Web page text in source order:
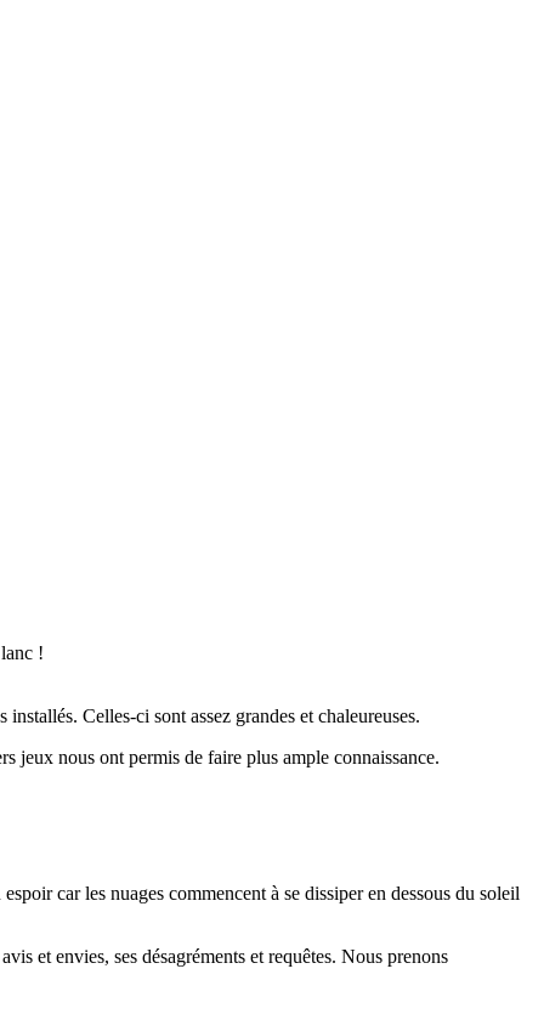
!
Celles-ci sont assez grandes et chaleureuses.
jeux nous ont permis de faire plus ample connaissance.
car les nuages commencent à se dissiper en dessous du soleil
et envies, ses désagréments et requêtes. Nous prenons